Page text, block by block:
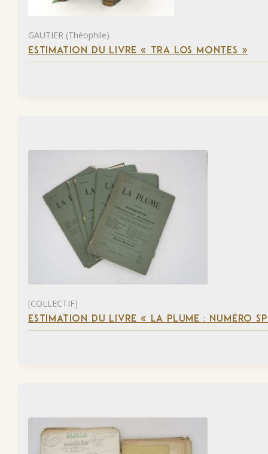
GAUTIER (Théophile)
ESTIMATION DU LIVRE « TRA LOS MONTES »
[COLLECTIF]
ESTIMATION DU LIVRE « LA PLUME : NUMÉRO